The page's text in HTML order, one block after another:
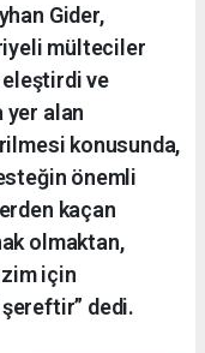
Gider,
mülteciler
eleştirdi ve
yer alan
konusunda,
önemli
kaçan
olmaktan,
için
dedi.